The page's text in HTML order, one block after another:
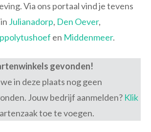
Via ons portaal vind je tevens
Julianadorp, Den Oever,
en Middenmeer.
gevonden!
in deze plaats nog geen
Jouw bedrijf aanmelden? Klik
toe te voegen.